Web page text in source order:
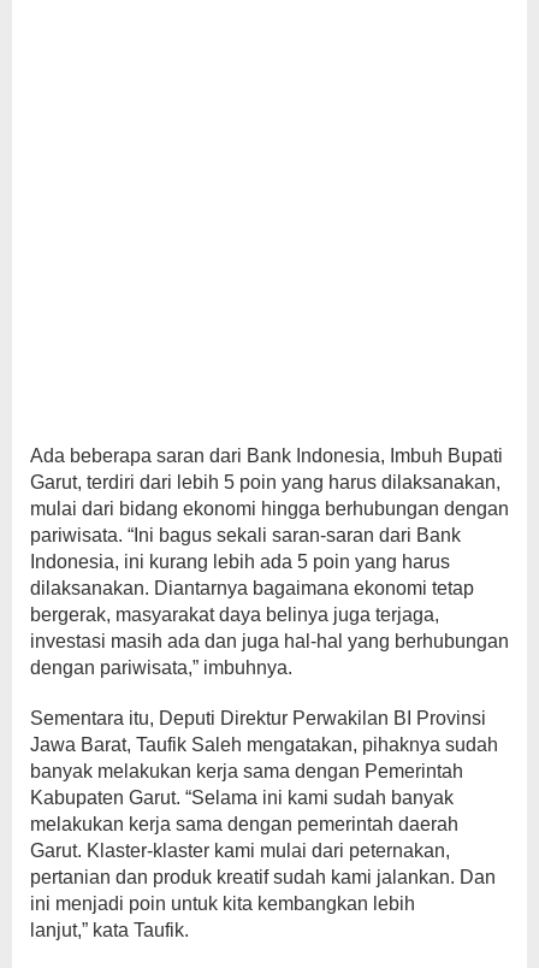
Ada beberapa saran dari Bank Indonesia, Imbuh Bupati
Garut, terdiri dari lebih 5 poin yang harus dilaksanakan,
mulai dari bidang ekonomi hingga berhubungan dengan
pariwisata. “Ini bagus sekali saran-saran dari Bank
Indonesia, ini kurang lebih ada 5 poin yang harus
dilaksanakan. Diantarnya bagaimana ekonomi tetap
bergerak, masyarakat daya belinya juga terjaga,
investasi masih ada dan juga hal-hal yang berhubungan
dengan pariwisata,” imbuhnya.
Sementara itu, Deputi Direktur Perwakilan BI Provinsi
Jawa Barat, Taufik Saleh mengatakan, pihaknya sudah
banyak melakukan kerja sama dengan Pemerintah
Kabupaten Garut. “Selama ini kami sudah banyak
melakukan kerja sama dengan pemerintah daerah
Garut. Klaster-klaster kami mulai dari peternakan,
pertanian dan produk kreatif sudah kami jalankan. Dan
ini menjadi poin untuk kita kembangkan lebih
lanjut,” kata Taufik.